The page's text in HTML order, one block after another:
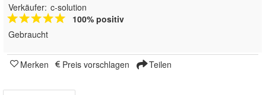
Verkäufer: c-solution
100% positiv
Gebraucht
Merken Preis vorschlagen Teilen